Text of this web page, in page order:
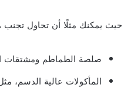
حيث يمكنك مثلًا أن تحاول تجنب
صلصة الطماطم ومشتقات
المأكولات عالية الدسم،